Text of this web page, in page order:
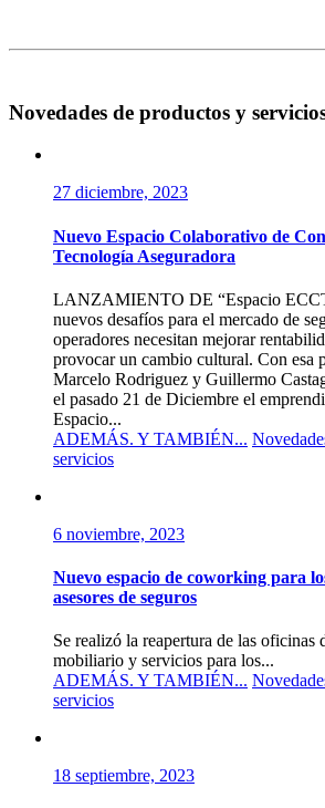
Novedades de productos y
27 diciembre, 2023
Nuevo Espacio Colaborativo de
Tecnología Aseguradora
LANZAMIENTO DE “Espacio
nuevos desafíos para el mercado de
operadores necesitan mejorar
provocar un cambio cultural. Con esa
Marcelo Rodriguez y Guillermo
el pasado 21 de Diciembre el
Espacio...
ADEMÁS. Y TAMBIÉN...
servicios
6 noviembre, 2023
Nuevo espacio de coworking para
asesores de seguros
Se realizó la reapertura de las
mobiliario y servicios para los...
ADEMÁS. Y TAMBIÉN...
servicios
18 septiembre, 2023